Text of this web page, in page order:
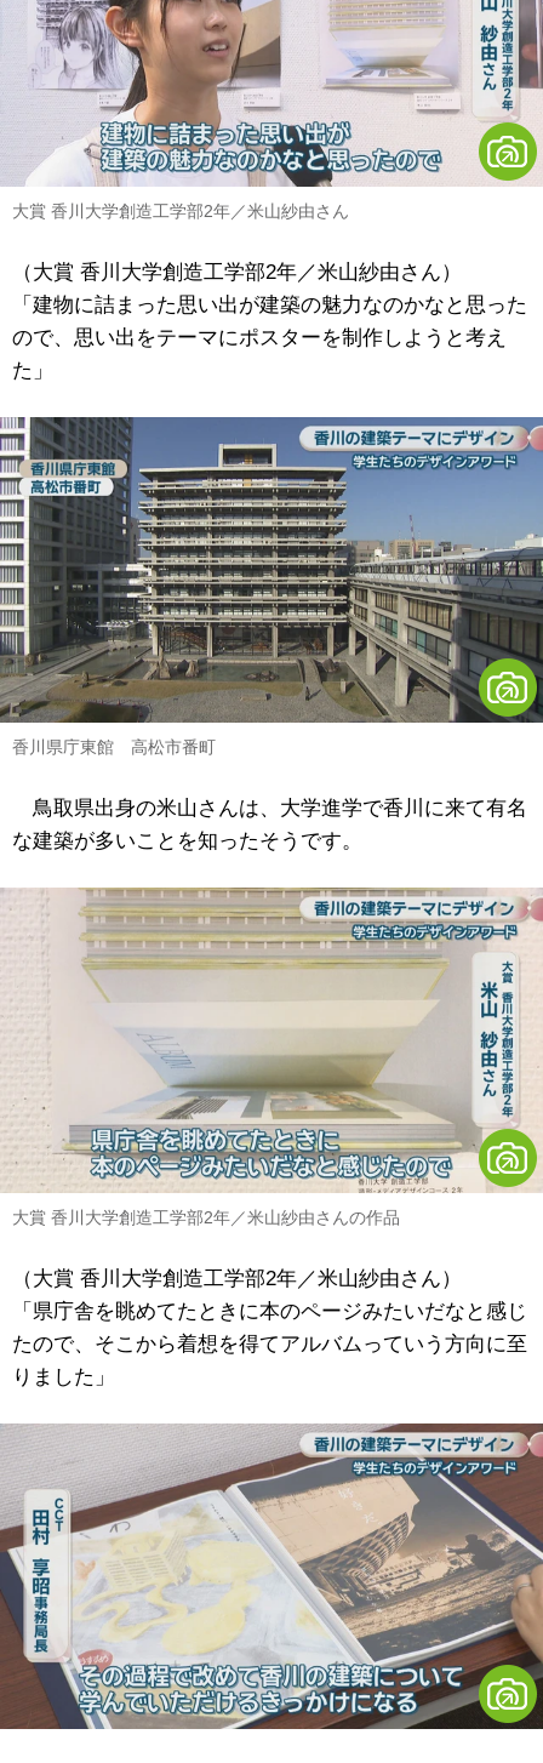
大賞 香川大学創造工学部2年／米山紗由さん
（大賞 香川大学創造工学部2年／米山紗由さん）
「建物に詰まった思い出が建築の魅力なのかなと思った
ので、思い出をテーマにポスターを制作しようと考え
た」
香川県庁東館 高松市番町
鳥取県出身の米山さんは、大学進学で香川に来て有名
な建築が多いことを知ったそうです。
大賞 香川大学創造工学部2年／米山紗由さんの作品
（大賞 香川大学創造工学部2年／米山紗由さん）
「県庁舎を眺めてたときに本のページみたいだなと感じ
たので、そこから着想を得てアルバムっていう方向に至
りました」